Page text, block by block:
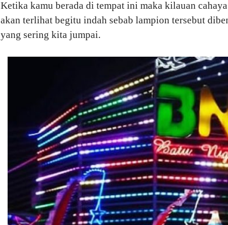
Ketika kamu berada di tempat ini maka kilauan
akan terlihat begitu indah sebab lampion tersebut
yang sering kita jumpai.